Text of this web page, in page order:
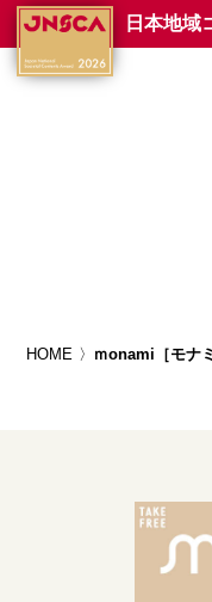
日本地域
HOME ｍonami［モナ